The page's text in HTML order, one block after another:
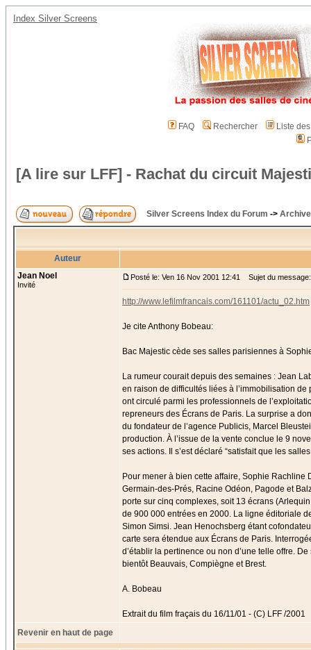
Index Silver Screens
FAQ Rechercher
Liste
[A lire sur LFF] - Rachat du circuit
Silver Screens Index du Forum ->
Auteur
Jean Noel
Invité
Posté le: Ven 16 Nov 2001 12:41 Sujet du
http://www.lefilmfrancais.com/161101/actu_02.htm
Je cite Anthony Bobeau:
Bac Majestic cède ses salles parisiennes à
La rumeur courait depuis des semaines : Jean
en raison de difficultés liées à l’immobilisation
ont circulé parmi les professionnels de
repreneurs des Écrans de Paris. La surprise a
du fondateur de l’agence Publicis, Marcel
production. À l’issue de la vente conclue le 9
ses actions. Il s’est déclaré “satisfait que les
Pour mener à bien cette affaire, Sophie
Germain-des-Prés, Racine Odéon, Pagode et
porte sur cinq complexes, soit 13 écrans
de 900 000 entrées en 2000. La ligne éditoriale
Simon Simsi. Jean Henochsberg étant
carte sera étendue aux Écrans de Paris.
d’établir la pertinence ou non d’une telle offre.
bientôt Beauvais, Compiègne et Brest.
A. Bobeau
Extrait du film fraçais du 16/11/01 - (C) LFF /2001
Revenir en haut de page